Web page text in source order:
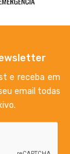
e receba em
email todas